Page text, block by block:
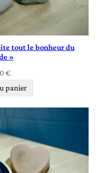
tout le bonheur du
»
€
panier